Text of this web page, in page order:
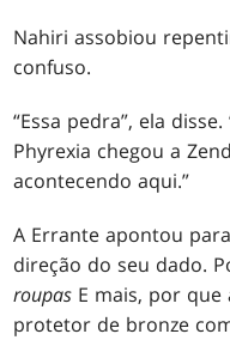
Nahiri assobiou
confuso.
“Essa pedra”, ela
Phyrexia chegou a
acontecendo aqui.”
A Errante apontou
direção do seu dado.
roupas E mais, por
protetor de bronze